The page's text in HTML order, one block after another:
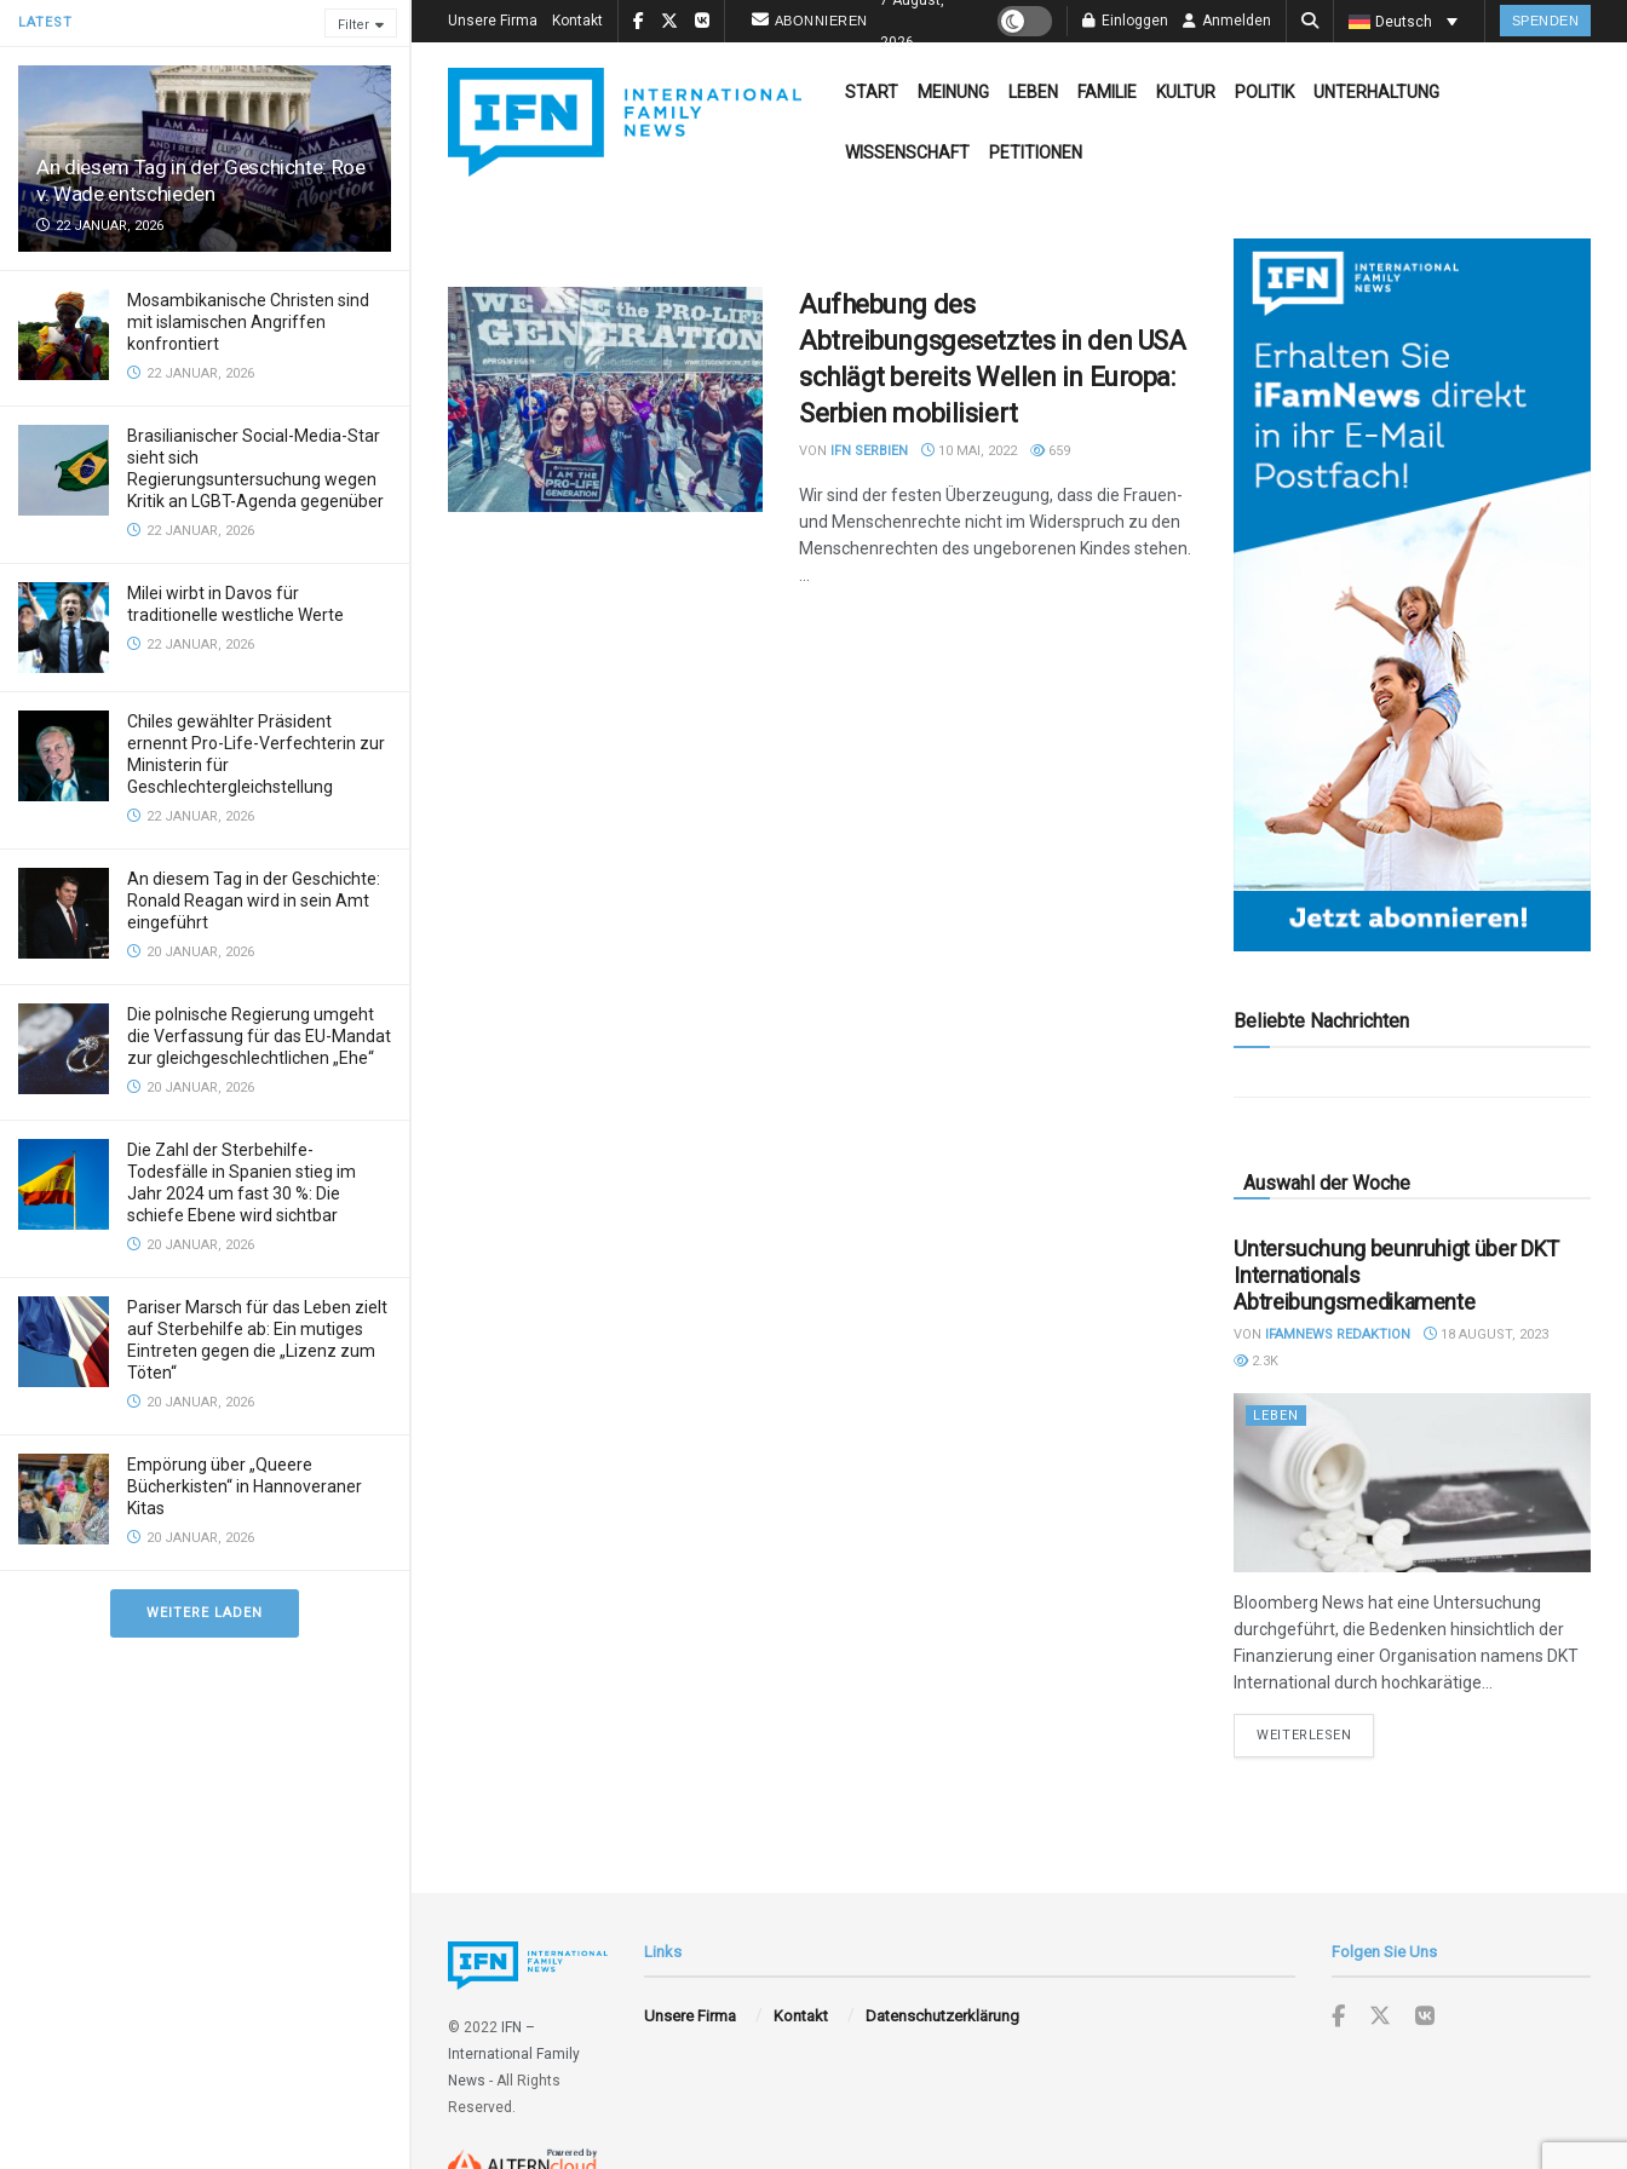
LATEST Filter
An diesem Tag in der Geschichte: Roe
v. Wade entschieden
22 JANUAR, 2026
Mosambikanische Christen sind
mit islamischen Angriffen
konfrontiert
22 JANUAR, 2026
Brasilianischer Social-Media-Star
sieht sich
Regierungsuntersuchung wegen
Kritik an LGBT-Agenda gegenüber
22 JANUAR, 2026
Milei wirbt in Davos für
traditionelle westliche Werte
22 JANUAR, 2026
Chiles gewählter Präsident
ernennt Pro-Life-Verfechterin zur
Ministerin für
Geschlechtergleichstellung
22 JANUAR, 2026
An diesem Tag in der Geschichte:
Ronald Reagan wird in sein Amt
eingeführt
20 JANUAR, 2026
Die polnische Regierung umgeht
die Verfassung für das EU-Mandat
zur gleichgeschlechtlichen „Ehe“
20 JANUAR, 2026
Die Zahl der Sterbehilfe-
Todesfälle in Spanien stieg im
Jahr 2024 um fast 30 %: Die
schiefe Ebene wird sichtbar
20 JANUAR, 2026
Pariser Marsch für das Leben zielt
auf Sterbehilfe ab: Ein mutiges
Eintreten gegen die „Lizenz zum
Töten“
20 JANUAR, 2026
Empörung über „Queere
Bücherkisten“ in Hannoveraner
Kitas
20 JANUAR, 2026
WEITERE LADEN
Unsere Firma Kontakt ABONNIEREN
2026
Einloggen Anmelden Deutsch SPENDEN
START MEINUNG LEBEN FAMILIE KULTUR POLITIK UNTERHALTUNG
WISSENSCHAFT PETITIONEN
Aufhebung des
Abtreibungsgesetztes in den USA
schlägt bereits Wellen in Europa:
Serbien mobilisiert
VON IFN SERBIEN 10 MAI, 2022 659
Wir sind der festen Überzeugung, dass die Frauen-
und Menschenrechte nicht im Widerspruch zu den
Menschenrechten des ungeborenen Kindes stehen.
Beliebte Nachrichten
Auswahl der Woche
Untersuchung beunruhigt über DKT
Internationals
Abtreibungsmedikamente
VON IFAMNEWS REDAKTION
18 AUGUST, 2023
2.3K
LEBEN
Bloomberg News hat eine Untersuchung
durchgeführt, die Bedenken hinsichtlich der
Finanzierung einer Organisation namens DKT
International durch hochkarätige...
WEITERLESEN
© 2022 IFN –
International Family
News - All Rights
Reserved.
Links
Unsere Firma Kontakt Datenschutzerklärung
Folgen Sie Uns